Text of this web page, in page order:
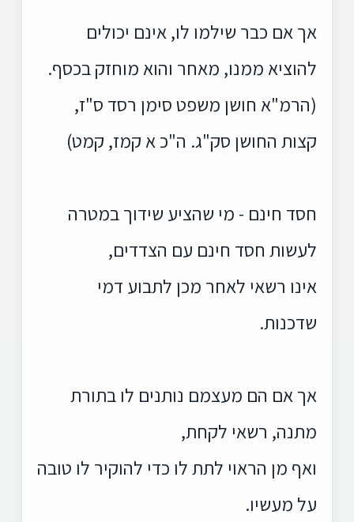
אך אם כבר שילמו לו, אינם יכולים
להוציא ממנו, מאחר והוא מוחזק בכסף.
(הרמ"א חושן משפט סימן רסד ס"ז,
קצות החושן סק"ג. ה"כ א קמז, קמט)
חסד חינם - מי שהציע שידוך במטרה
לעשות חסד חינם עם הצדדים,
אינו רשאי לאחר מכן לתבוע דמי
שדכנות.
אך אם הם מעצמם נותנים לו בתורת
מתנה, רשאי לקחת,
ואף מן הראוי לתת לו כדי להוקיר לו טובה
על מעשיו.